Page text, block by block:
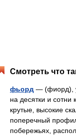
Смотреть что
фьорд — (фиорд),
на десятки и
крутые, высокие
поперечный
побережьях,